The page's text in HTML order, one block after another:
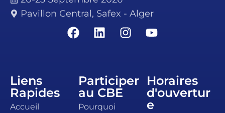
Pavillon Central, Safex - Alger
Liens
Rapides
Accueil
Participer
au CBE
Pourquoi
Horaires
d'ouvertur
e